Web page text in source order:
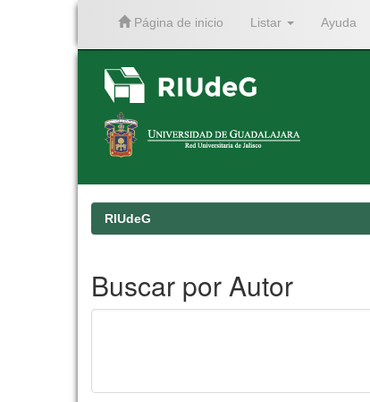
Página de inicio Listar Ayuda
RIUdeG
Buscar por Autor